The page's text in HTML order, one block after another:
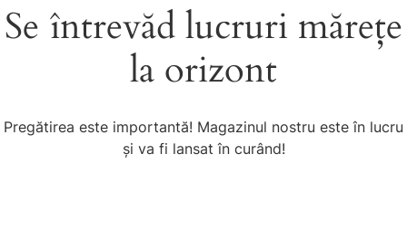
Se întrevăd lucruri mărețe
la orizont
Pregătirea este importantă! Magazinul nostru este în lucru
și va fi lansat în curând!